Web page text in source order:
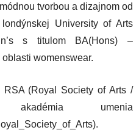
tvorbou a dizajnom od
University of Arts
s titulom BA(Hons) –
womenswear.
(Royal Society of Arts /
umenia